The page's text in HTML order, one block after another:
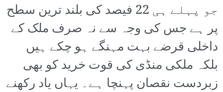
جو پہلے ہی 22 فیصد کی بلند ترین سطح
پر ہے جس کی وجہ سے نہ صرف ملک کے
داخلی قرضے بہت مہنگے ہو چکے ہیں
بلکہ ملکی منڈی کی قوت خرید کو بھی
زبردست نقصان پہنچا ہے۔ یہاں یاد رکھنے